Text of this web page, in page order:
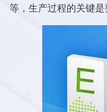
等，生产过程的关键是